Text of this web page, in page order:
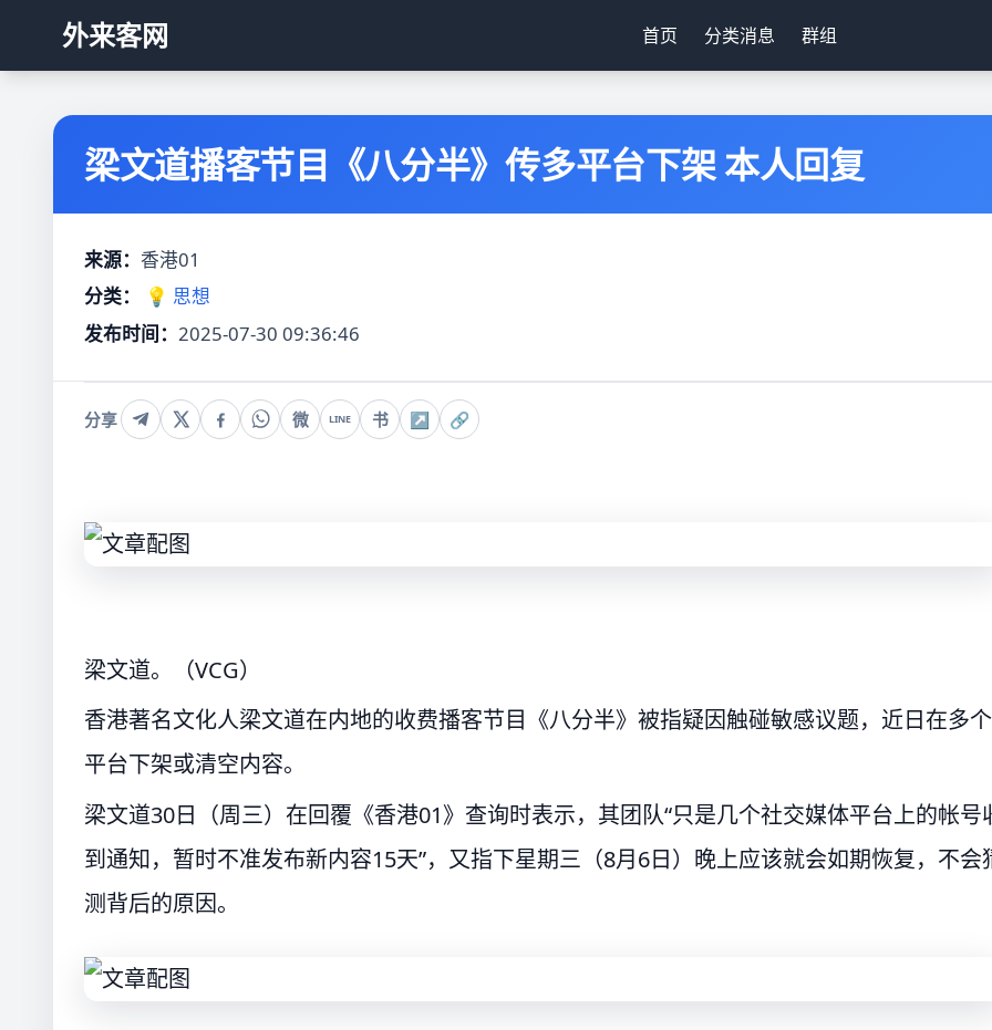
外来客网 首页 分类消息 群组
梁文道播客节目《八分半》传多平台下架 本人回复
来源： 香港01
分类：
💡 思想
发布时间： 2025-07-30 09:36:46
分享 微 LINE 书 ↗ 🔗
梁文道。（VCG）
香港著名文化人梁文道在内地的收费播客节目《八分半》被指疑因触碰敏感议题，近日在多个
平台下架或清空内容。
梁文道30日（周三）在回覆《香港01》查询时表示，其团队“只是几个社交媒体平台上的帐号
到通知，暂时不准发布新内容15天”，又指下星期三（8月6日）晚上应该就会如期恢复，不会
测背后的原因。